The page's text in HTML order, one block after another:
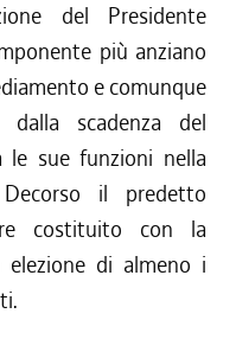
del Presidente
più anziano
e comunque
scadenza del
le sue funzioni nella
Decorso il predetto
costituito con la
elezione di almeno i